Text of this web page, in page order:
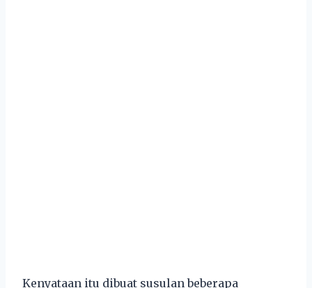
Kenyataan itu dibuat susulan beberapa